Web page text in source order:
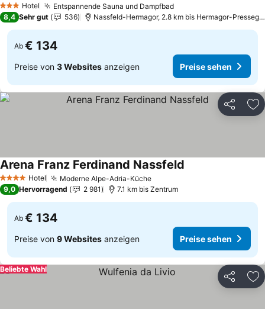
3 SterneHotel Entspannende Sauna und DampfbadPreise sehen
8,4 Sehr gut 536 Nassfeld-Hermagor, 2.8 km bis Hermagor-
Ab € 134
Preise von 3 Websites anzeigen Preise sehen
Teilen
4 Sterne Hotel Moderne Alpe-Adria-KüchePreise sehen
Arena Franz Ferdinand Nassfeld
9,0 Hervorragend 2 981 7.1 km bis Zentrum
Ab € 134
Preise von 9 Websites anzeigen Preise sehen
Teilen
Beliebte Wahl